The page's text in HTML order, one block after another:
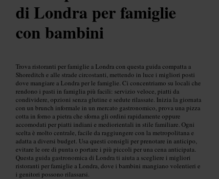
di Londra per famiglie
con bambini
Trova ristoranti per famiglie a Londra con questa guida compatta a
Shoreditch e alle strade circostanti, mettendo in luce i migliori posti
dove mangiare a Londra per le famiglie. Ci concentriamo su locali che
rendono i pasti in famiglia più facili: servizio veloce, piatti da
condividere, opzioni senza glutine e sedute rilassate. Inizia la giornata
con un brunch informale in un mercato gastronomico, prova una pizza
cotta in forno a pietra che sforna gli ordini rapidamente oppure
accomodati per piatti indiani e mediorientali in stile familiare. Ogni
scelta è molto centrale, facile da raggiungere con la metropolitana e
adatta a diversi budget. Usa questi consigli per prenotare in anticipo,
evitare le ore di punta o portare i più piccoli per una cena anticipata.
Questa guida gastronomica di Londra ti aiuta a scegliere i migliori
ristoranti per famiglie a Londra, dove i bambini mangiano volentieri e
i genitori possono rilassarsi.